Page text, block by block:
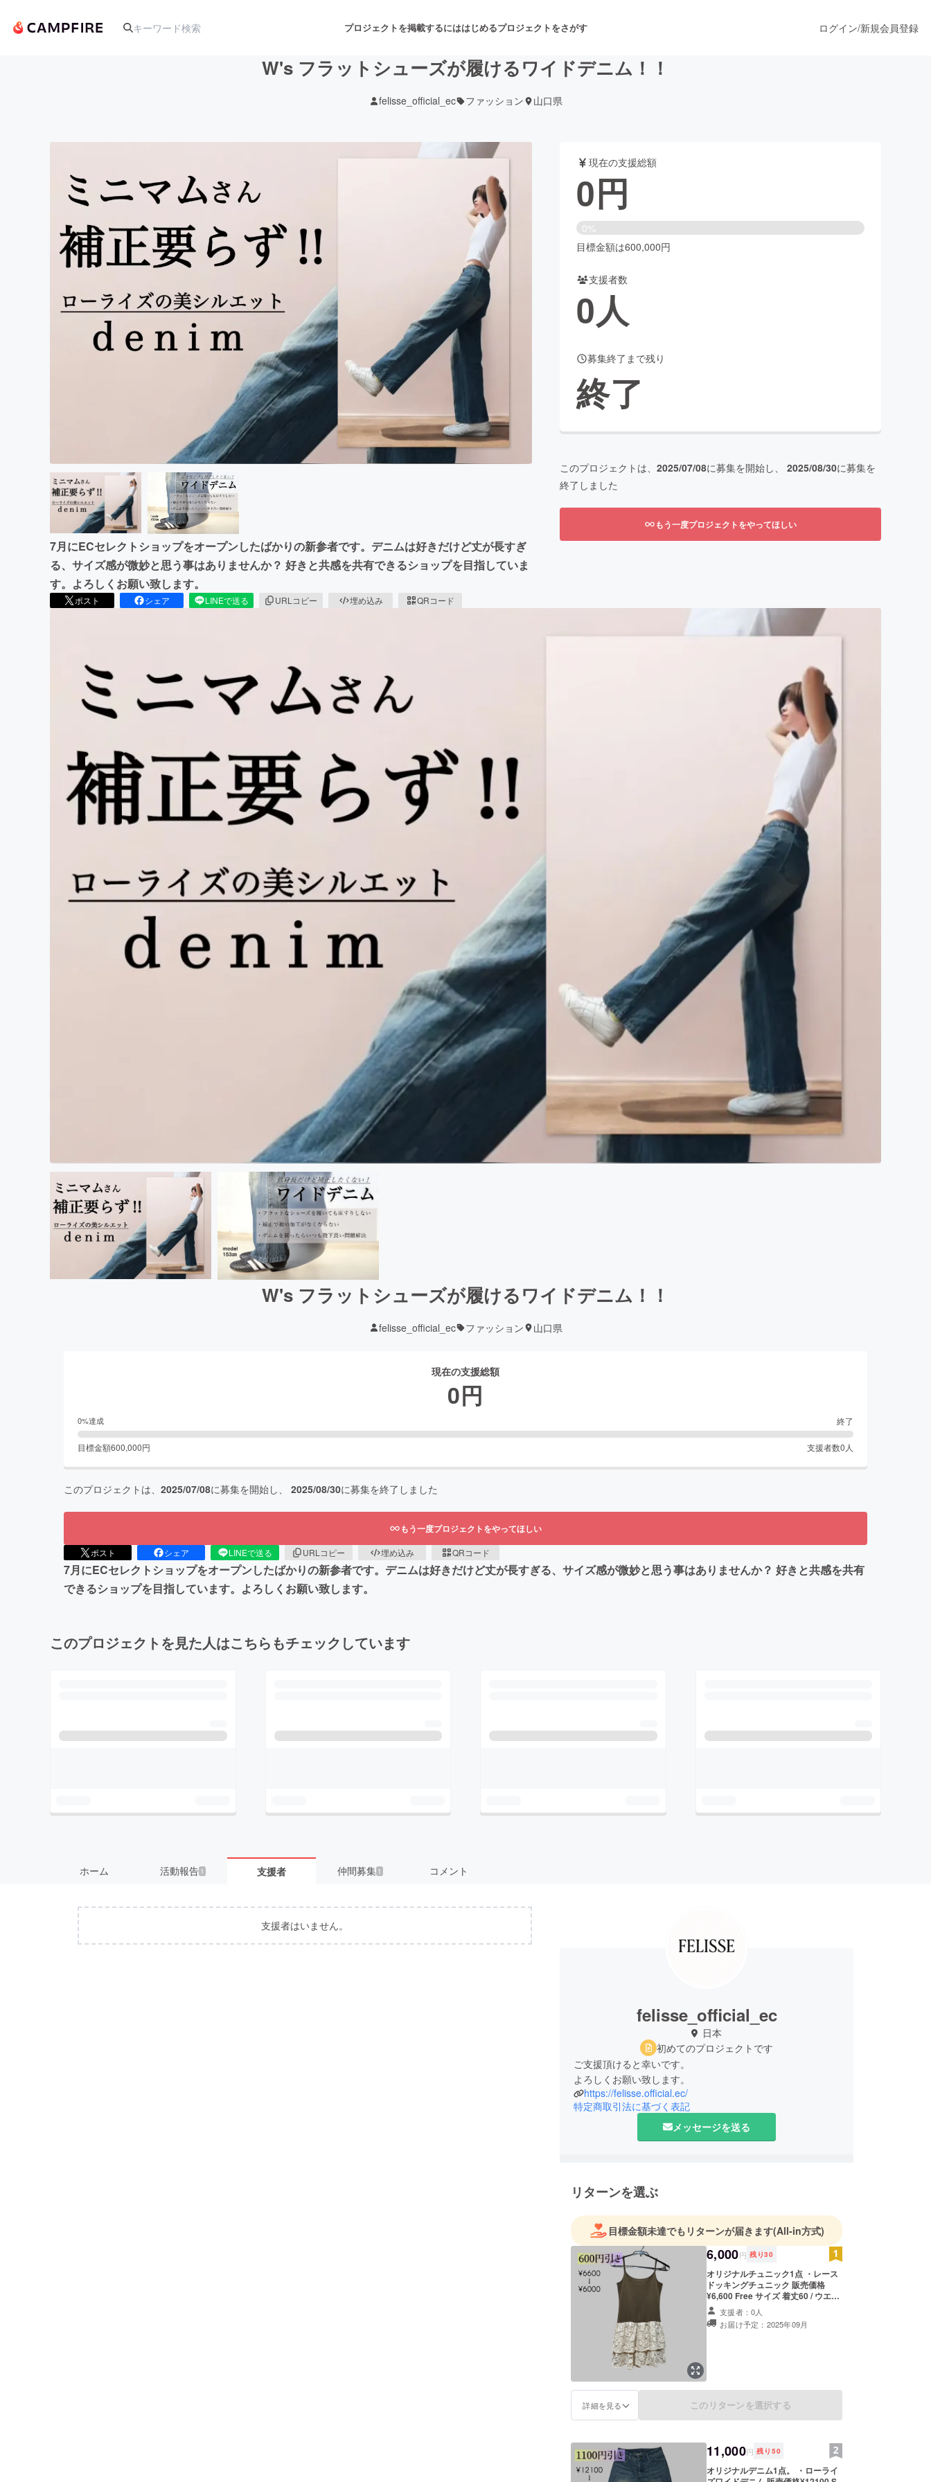
プロジェクトを掲載するにははじめるプロジェクトをさがす
舞台・パフォーマンス
テクノロジー・ガジェット
映像・映画
ビューティー・ヘルスケア
まちづくり・地域活性化
CAMPFIRE for Social Good CAMPFIRE Creation
CAMPFIREふるさと納税
machi-ya
ログイン/新規会員登録
W's フラットシューズが履けるワイドデニム！！
felisse_official_ec ファッション 山口県
7月にECセレクトショップをオープンしたばかりの新参者です。デニムは好きだけど丈が長すぎ
る、サイズ感が微妙と思う事はありませんか？ 好きと共感を共有できるショップを目指していま
す。よろしくお願い致します。
ポスト シェア LINEで送る URLコピー 埋め込み QRコード
現在の支援総額
0円
0%
目標金額は600,000円
支援者数
0人
募集終了まで残り
終了
このプロジェクトは、 2025/07/08に募集を開始し、 2025/08/30に募集を
終了しました
もう一度プロジェクトをやってほしい
W's フラットシューズが履けるワイドデニム！！
felisse_official_ec ファッション 山口県
現在の支援総額
0円
0%達成 終了
目標金額600,000円 支援者数0 人
このプロジェクトは、 2025/07/08に募集を開始し、 2025/08/30に募集を終了しました
もう一度プロジェクトをやってほしい
ポスト シェア LINEで送る URLコピー 埋め込み QRコード
7月にECセレクトショップをオープンしたばかりの新参者です。デニムは好きだけど丈が長すぎる、サイズ感が微妙と思う事はありませんか？ 好きと共感を共有
できるショップを目指しています。よろしくお願い致します。
このプロジェクトを見た人はこちらもチェックしています
ホーム 活動報告 1 支援者 仲間募集 1 コメント
支援者はいません。
felisse_official_ec
日本
初めてのプロジェクトです
ご支援頂けると幸いです。
よろしくお願い致します。
https://felisse.official.ec/
特定商取引法に基づく表記
メッセージを送る
リターンを選ぶ
目標金額未達でもリターンが届きます(All-in方式)
6,000円 残り30
オリジナルチュニック1点 ・レース
ドッキングチュニック 販売価格
¥6,600 Free サイズ 着丈60 / ウエス
ト37.5 生地 (上)綿80%ポリエステル
20% (レース)ナイロン95%ポリウレ
タン5% 製造国 中国 肩紐ストラップ
るのはもちろん、Tシャツやス
ウェットとのレイヤードスタイルに
は重ね着であたたかく。 特に冬は、
スウェットの裾からのぞくレースが
コーディネートのアクセントに。 長
支援者：0人
お届け予定：2025年09月
詳細を見る このリターンを選択する
11,000円 残り 50
オリジナルデニム1点。 ・ローライ